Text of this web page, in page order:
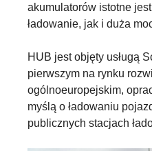
akumulatorów istotne
ładowanie, jak i duża
HUB jest objęty usługą
pierwszym na rynku
ogólnoeuropejskim,
myślą o ładowaniu
publicznych stacjach